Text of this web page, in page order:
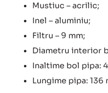
Mustiuc – acrilic;
Inel – aluminiu;
Filtru – 9 mm;
Diametru interior
Inaltime bol pipa:
Lungime pipa: 136